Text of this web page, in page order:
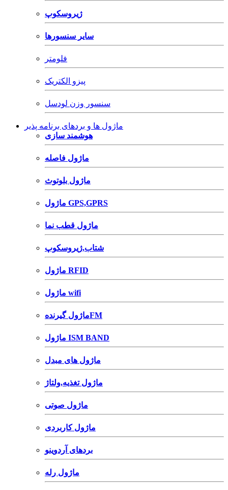
ژیروسکوپ
سایر سنسورها
فلومتر
پیزو الکتریک
سنسور وزن لودسل
ماژول ها و بردهای برنامه پذیر
هوشمند سازی
ماژول فاصله
ماژول بلوتوث
ماژول GPS,GPRS
ماژول قطب نما
شتاب,ژیروسکوپ
ماژول RFID
ماژول wifi
ماژول گیرندهFM
ماژول ISM BAND
ماژول های مبدل
ماژول تغذیه,ولتاژ
ماژول صوتی
ماژول کاربردی
بردهای آردوینو
ماژول رله